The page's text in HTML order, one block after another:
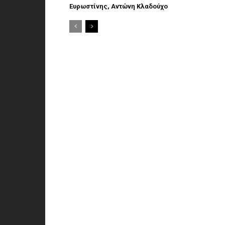
Ευρωστίνης, Αντώνη Κλαδούχο